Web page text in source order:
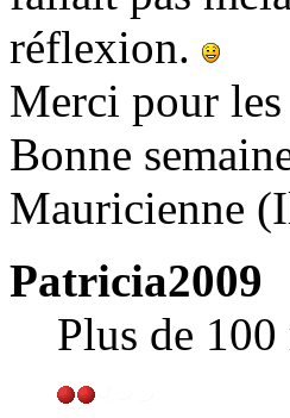
réflexion.
Merci pour les
Bonne
Mauricienne
Patricia2009
Plus de 100